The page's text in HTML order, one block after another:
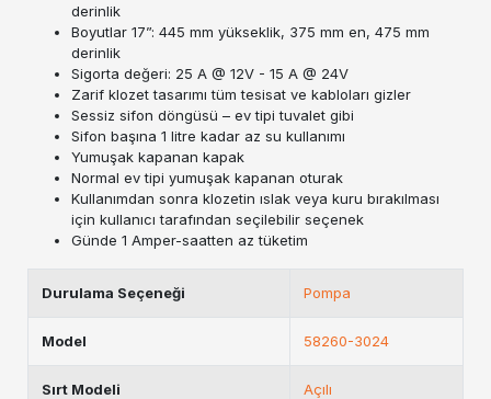
derinlik
Boyutlar 17”: 445 mm yükseklik, 375 mm en, 475 mm
derinlik
Sigorta değeri: 25 A @ 12V - 15 A @ 24V
Zarif klozet tasarımı tüm tesisat ve kabloları gizler
Sessiz sifon döngüsü – ev tipi tuvalet gibi
Sifon başına 1 litre kadar az su kullanımı
Yumuşak kapanan kapak
Normal ev tipi yumuşak kapanan oturak
Kullanımdan sonra klozetin ıslak veya kuru bırakılması
için kullanıcı tarafından seçilebilir seçenek
Günde 1 Amper-saatten az tüketim
Durulama Seçeneği Pompa
Model 58260-3024
Sırt Modeli Açılı